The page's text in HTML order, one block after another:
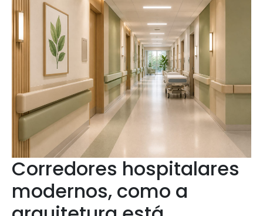
Corredores hospitalares
modernos, como a